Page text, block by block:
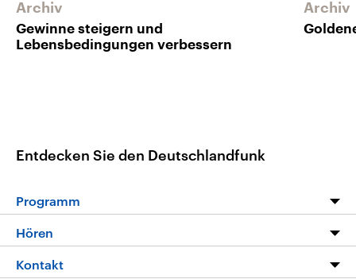
Archiv
Gewinne steigern und
Lebensbedingungen verbessern
Archiv
Entdecken Sie den Deutschlandfunk
Programm
Programm
Hören
Livestream
Kontakt